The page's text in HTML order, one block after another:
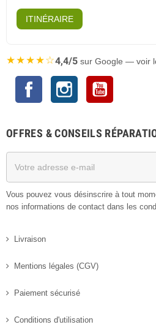
ITINÉRAIRE
★★★★☆4,4/5 sur Google — voir
Facebook Instagram
OFFRES & CONSEILS
Vous pouvez vous désinscrire à tout
nos informations de contact dans les
Livraison
Mentions légales (CGV)
Paiement sécurisé
Conditions d'utilisation